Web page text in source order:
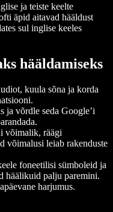
ja teiste keelte
äpid aitavad hääldust
sul inglise keeles
hääldamiseks
kuula sõna ja korda
ja võrdle seda Google’i
võimalik, räägi
võimalusi leiab rakenduste
foneetilisi sümboleid ja
häälikuid palju paremini.
harjumus.